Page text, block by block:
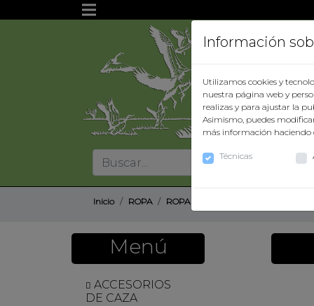
Información
Utilizamos cookies y
nuestra página web y
realizas y para ajustar la
Asimismo, puedes
más información haciendo
Técnicas
y
Inicio ROPA ROPA NIÑOS
Menú
ACCESORIOS
DE CAZA